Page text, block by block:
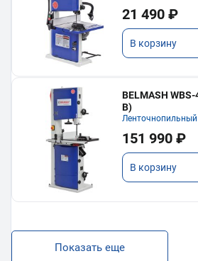
21 490 ₽
В корзину
BELMASH
В)
Ленточнопильный
151 990 ₽
В корзину
Показать еще